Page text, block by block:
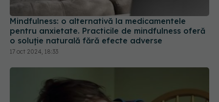
Mindfulness: o alternativă la medicamentele
pentru anxietate. Practicile de mindfulness oferă
o soluție naturală fără efecte adverse
17 oct 2024, 18:33